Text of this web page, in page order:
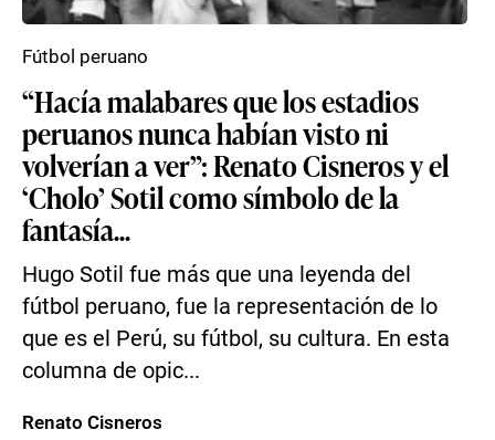
“Hacía malabares que los estadios
peruanos nunca habían visto ni
volverían a ver”: Renato Cisneros y el
‘Cholo’ Sotil como símbolo de la
fantasía...
Hugo Sotil fue más que una leyenda del
fútbol peruano, fue la representación de lo
que es el Perú, su fútbol, su cultura. En esta
columna de opic...
Fútbol peruano
Renato Cisneros